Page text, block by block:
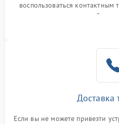
воспользоваться
или оставить свой
Доставка
Если вы не можете привезти